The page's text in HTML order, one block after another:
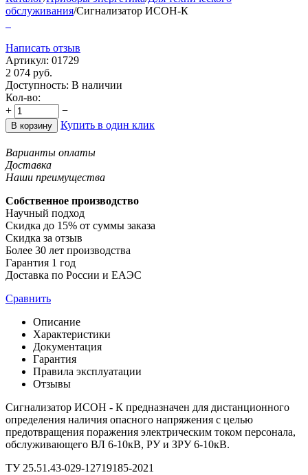
обслуживания/Сигнализатор ИСОН-К
Написать отзыв
Артикул: 01729
2 074 руб.
Доступность: В наличии
Кол-во:
+
−
В корзину Купить в один клик
Варианты оплаты
Доставка
Наши преимущества
Собственное производство
Научный подход
Скидка до 15% от суммы заказа
Скидка за отзыв
Более 30 лет производства
Гарантия 1 год
Доставка по России и ЕАЭС
Сравнить
Описание
Характеристики
Документация
Гарантия
Правила эксплуатации
Отзывы
Сигнализатор ИСОН - К предназначен для дистанционного
определения наличия опасного напряжения с целью
предотвращения поражения электрическим током персонала,
обслуживающего ВЛ 6-10кВ, РУ и ЗРУ 6-10кВ.
ТУ 25.51.43-029-12719185-2021